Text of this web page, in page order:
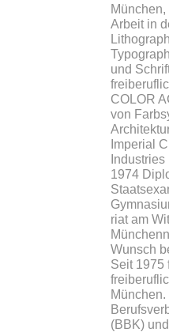
München,
Arbeit in
und
COLOR
von
Imperial
Industries
1974
riat am
Wunsch
Seit 1975
(BBK)